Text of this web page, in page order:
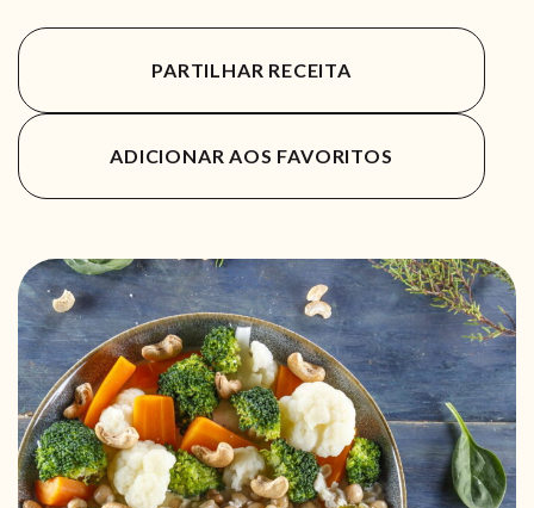
PARTILHAR RECEITA
ADICIONAR AOS FAVORITOS